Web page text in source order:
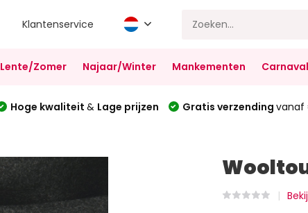
Klantenservice
Lente/Zomer Najaar/Winter Mankementen Carnaval
Hoge kwaliteit & Lage prijzen Gratis verzending vanaf